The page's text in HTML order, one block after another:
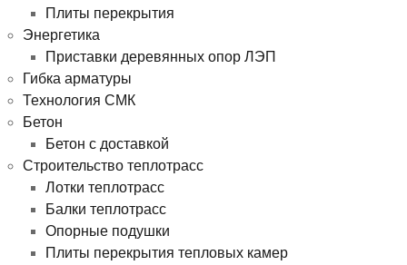
Плиты перекрытия
Энергетика
Приставки деревянных опор ЛЭП
Гибка арматуры
Технология СМК
Бетон
Бетон с доставкой
Строительство теплотрасс
Лотки теплотрасс
Балки теплотрасс
Опорные подушки
Плиты перекрытия тепловых камер